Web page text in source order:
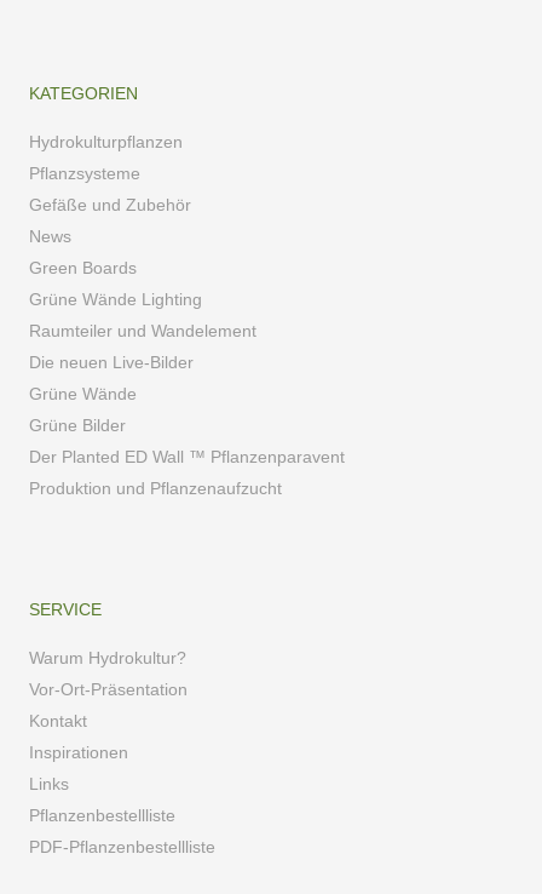
KATEGORIEN
Hydrokulturpflanzen
Pflanzsysteme
Gefäße und Zubehör
News
Green Boards
Grüne Wände Lighting
Raumteiler und Wandelement
Die neuen Live-Bilder
Grüne Wände
Grüne Bilder
Der Planted ED Wall ™ Pflanzenparavent
Produktion und Pflanzenaufzucht
SERVICE
Warum Hydrokultur?
Vor-Ort-Präsentation
Kontakt
Inspirationen
Links
Pflanzenbestellliste
PDF-Pflanzenbestellliste